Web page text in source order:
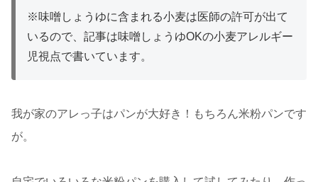
※味噌しょうゆに含まれる小麦は医師の許可が出て
いるので、記事は味噌しょうゆOKの小麦アレルギー
児視点で書いています。
我が家のアレっ子はパンが大好き！もちろん米粉パンです
が。